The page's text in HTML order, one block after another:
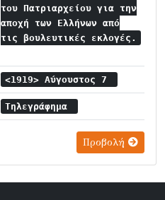
του Πατριαρχείου για την
αποχή των Ελλήνων από
τις βουλευτικές εκλογές.
<1919> Αύγουστος 7
Τηλεγράφημα
Προβολή